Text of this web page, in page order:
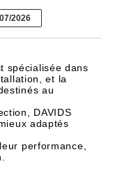
2026
spécialisée dans
et la
au
DAVIDS
adaptés
performance,